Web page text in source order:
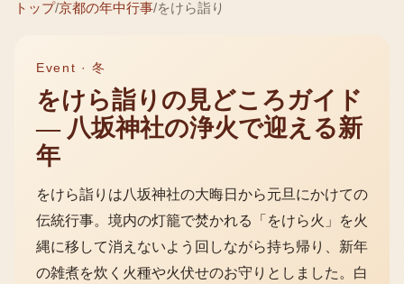
トップ/京都の年中行事/をけら詣り
Event ·冬
をけら詣りの見どころガイド
— 八坂神社の浄火で迎える新
年
をけら詣りは八坂神社の大晦日から元旦にかけての
伝統行事。境内の灯籠で焚かれる「をけら火」を火
縄に移して消えないよう回しながら持ち帰り、新年
の雑煮を炊く火種や火伏せのお守りとしました。白